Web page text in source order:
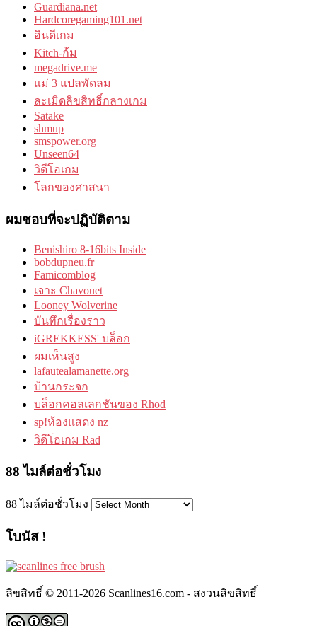
Guardiana.net
Hardcoregaming101.net
อินดีเกม
Kitch-ก้ม
megadrive.me
แม่ 3 แปลพัดลม
ละเมิดลิขสิทธิ์กลางเกม
Satake
shmup
smspower.org
Unseen64
วิดีโอเกม
โลกของศาสนา
ผมชอบที่จะปฏิบัติตาม
Benishiro 8-16bits Inside
bobdupneu.fr
Famicomblog
เจาะ Chavouet
Looney Wolverine
บันทึกเรื่องราว
iGREKKESS' บล็อก
ผมเห็นสูง
lafautealamanette.org
บ้านกระจก
บล็อกคอลเลกชันของ Rhod
sp!ห้องแสดง nz
วิดีโอเกม Rad
88 ไมล์ต่อชั่วโมง
88 ไมล์ต่อชั่วโมง
โบนัส !
ลิขสิทธิ์ © 2011-2026 Scanlines16.com - สงวนลิขสิทธิ์